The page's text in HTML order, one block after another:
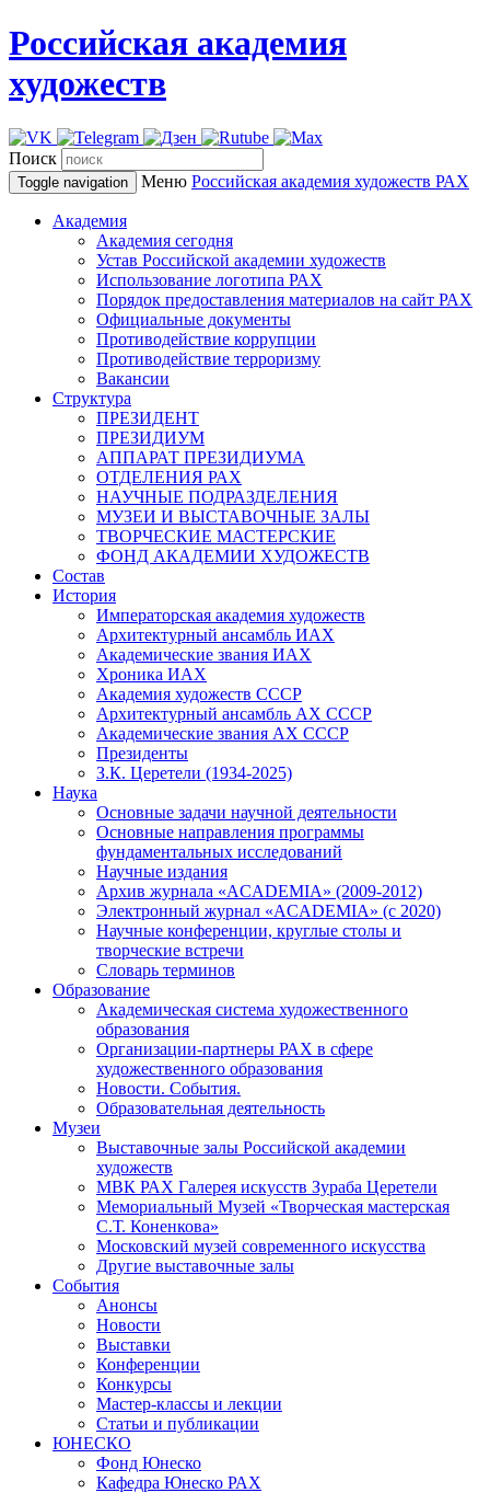
Российская академия
художеств
Поиск
Toggle navigation Меню Российская академия художеств РАХ
Академия
Академия сегодня
Устав Российской академии художеств
Использование логотипа РАХ
Порядок предоставления материалов на сайт РАХ
Официальные документы
Противодействие коррупции
Противодействие терроризму
Вакансии
Структура
ПРЕЗИДЕНТ
ПРЕЗИДИУМ
АППАРАТ ПРЕЗИДИУМА
ОТДЕЛЕНИЯ РАХ
НАУЧНЫЕ ПОДРАЗДЕЛЕНИЯ
МУЗЕИ И ВЫСТАВОЧНЫЕ ЗАЛЫ
ТВОРЧЕСКИЕ МАСТЕРСКИЕ
ФОНД АКАДЕМИИ ХУДОЖЕСТВ
Состав
История
Императорская академия художеств
Архитектурный ансамбль ИАХ
Академические звания ИАХ
Хроника ИАХ
Академия художеств СССР
Архитектурный ансамбль АХ СССР
Академические звания АХ СССР
Президенты
З.К. Церетели (1934-2025)
Наука
Основные задачи научной деятельности
Основные направления программы
фундаментальных исследований
Научные издания
Архив журнала «ACADEMIA» (2009-2012)
Электронный журнал «ACADEMIA» (с 2020)
Научные конференции, круглые столы и
творческие встречи
Словарь терминов
Образование
Академическая система художественного
образования
Организации-партнеры РАХ в сфере
художественного образования
Новости. События.
Образовательная деятельность
Музеи
Выставочные залы Российской академии
художеств
МВК РАХ Галерея искусств Зураба Церетели
Мемориальный Музей «Творческая мастерская
С.Т. Коненкова»
Московский музей современного искусства
Другие выставочные залы
События
Анонсы
Новости
Выставки
Конференции
Конкурсы
Мастер-классы и лекции
Статьи и публикации
ЮНЕСКО
Фонд Юнеско
Кафедра Юнеско РАХ